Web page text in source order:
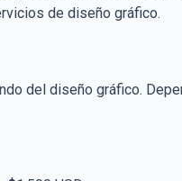
de diseño gráfico.
del diseño gráfico.